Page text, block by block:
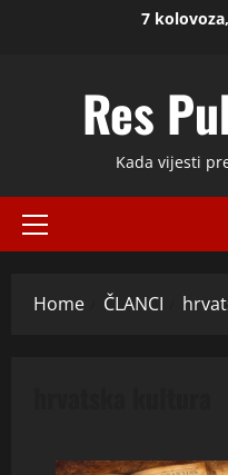
7
Res
Kada vijesti
Primary
Home ČLANCI